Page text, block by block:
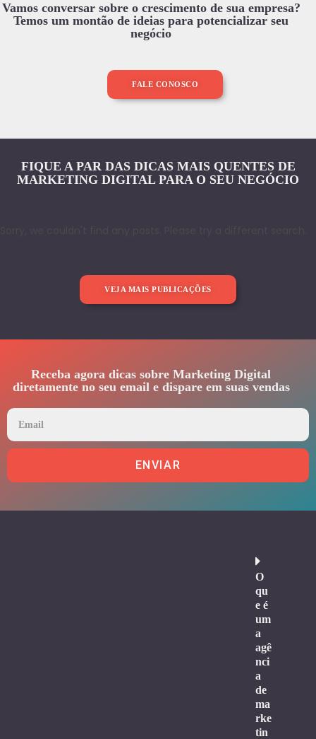
Vamos conversar sobre o crescimento de sua empresa?
Temos um montão de ideias para potencializar seu
negócio
FALE CONOSCO
FIQUE A PAR DAS DICAS MAIS QUENTES DE
MARKETING DIGITAL PARA O SEU NEGÓCIO
VEJA MAIS PUBLICAÇÕES
Receba agora dicas sobre Marketing Digital
diretamente no seu email e dispare em suas vendas
ENVIAR
O
qu
e é
um
a
agê
nci
a
de
ma
rke
tin